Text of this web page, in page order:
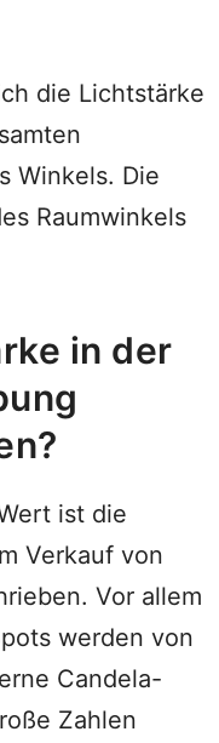
die Lichtstärke
Winkels. Die
Raumwinkels
in der
ist die
Verkauf von
Vor allem
werden von
Candela-
Zahlen